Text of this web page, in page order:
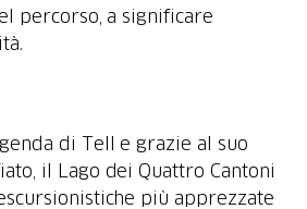
percorso, a significare
di Tell e grazie al suo
il Lago dei Quattro Cantoni
più apprezzate